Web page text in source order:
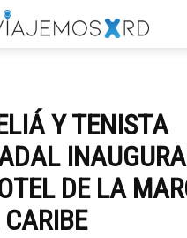
Y TENISTA
DE LA